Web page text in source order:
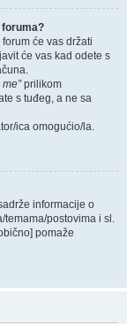
će vas držati
će vas kad odete s
prilikom
s tuđeg, a ne sa
ica omogućio/la.
informacije o
postovima i sl.
pomaže